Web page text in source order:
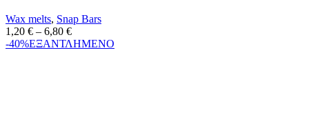
Wax melts, Snap Bars
1,20 € – 6,80 €
-40%ΕΞΑΝΤΛΗΜΕΝΟ